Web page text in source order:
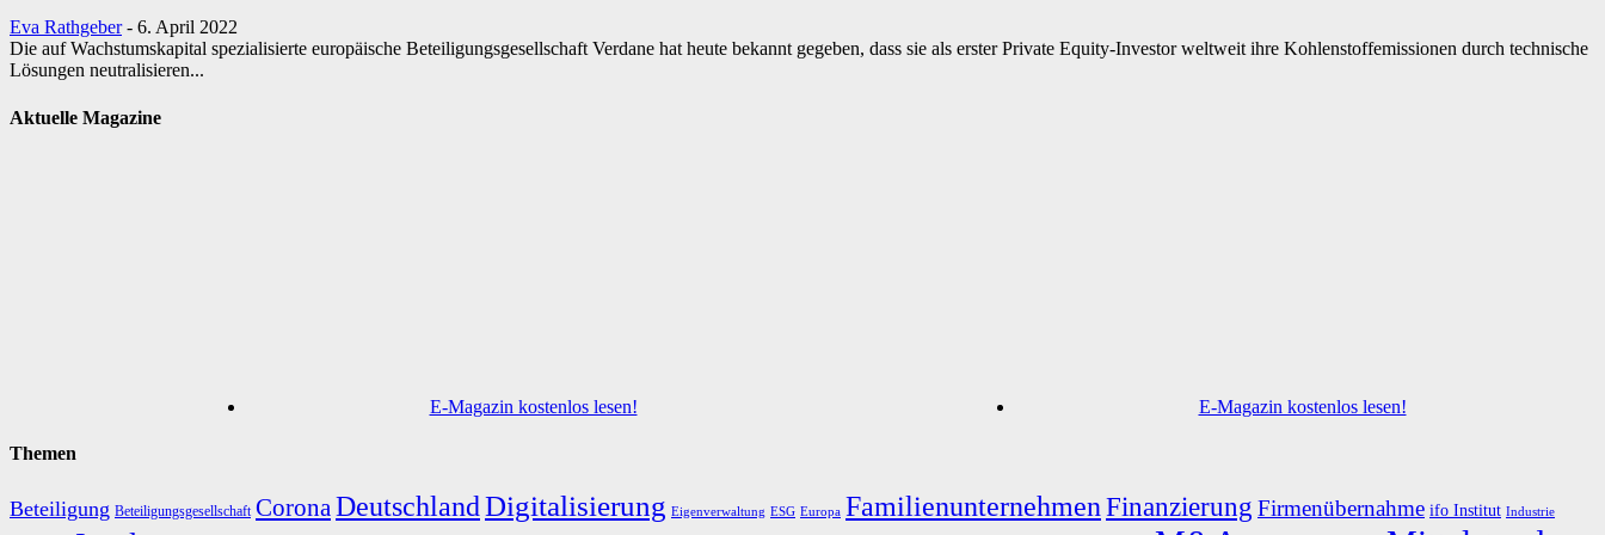
Eva Rathgeber - 6. April 2022
Die auf Wachstumskapital spezialisierte europäische Beteiligungsgesellschaft Verdane hat heute bekannt gegeben, dass sie als erster Private Equity-Investor weltweit ihre Kohlenstoffemissionen durch technische
Lösungen neutralisieren...
Aktuelle Magazine
E-Magazin kostenlos lesen! E-Magazin kostenlos lesen!
Themen
Beteiligung Beteiligungsgesellschaft CoronaDeutschlandDigitalisierung Eigenverwaltung ESG Europa FamilienunternehmenFinanzierung Firmenübernahme ifo Institut Industrie